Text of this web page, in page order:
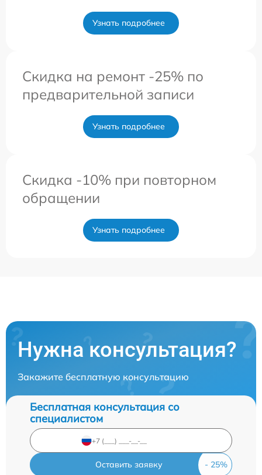
Узнать подробнее
Скидка на ремонт -25% по
предварительной записи
Узнать подробнее
Скидка -10% при повторном
обращении
Узнать подробнее
Нужна консультация?
Закажите бесплатную консультацию
Бесплатная консультация со
специалистом
Оставить заявку